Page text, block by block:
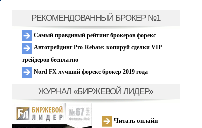
РЕКОМЕНДОВАННЫЙ БРОКЕР №1
Самый правдивый рейтинг брокеров форекс
Автотрейдинг Pro-Rebate: копируй сделки VIP
трейдеров бесплатно
Nord FX лучший форекс брокер 2019 года
ЖУРНАЛ «БИРЖЕВОЙ ЛИДЕР»
Читать онлайн